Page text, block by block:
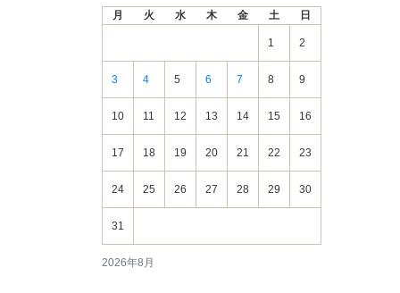
2026年8月
月 火 水 木 金 土 日
1 2
3 4 5 6 7 8 9
10 11 12 13 14 15 16
17 18 19 20 21 22 23
24 25 26 27 28 29 30
31